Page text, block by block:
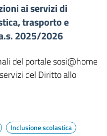
ai servizi di
trasporto e
2025/2026
del portale sosi@home
del Diritto allo
Inclusione scolastica